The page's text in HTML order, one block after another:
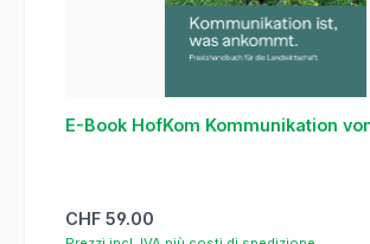
E-Book HofKom Kommunikation
Prezzo normale:
CHF 59.00